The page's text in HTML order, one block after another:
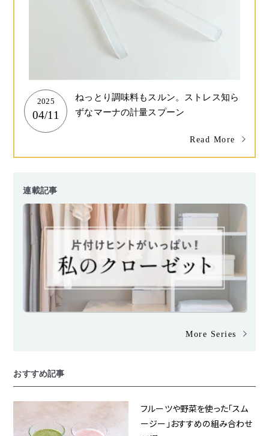
2025
04/11
ねっとり調味料もスルン。ストレス知ら
ずなマーナの計量スプーン
Read More
連載記事
More Series
おすすめ記事
フルーツや野菜を使った「スム
ージー」おすすめの組み合わせ